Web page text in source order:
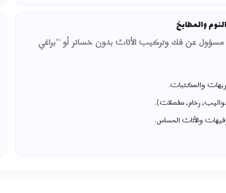
والمطابخ
عن فك وتركيب الأثاث بدون خسائر أو “براغي
والمكتبات.
رخام، مفصلات).
والأثاث الحساس.